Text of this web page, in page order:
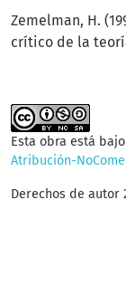
Zemelman, H.
crítico de la
Esta obra está
Atribución-
Derechos de autor